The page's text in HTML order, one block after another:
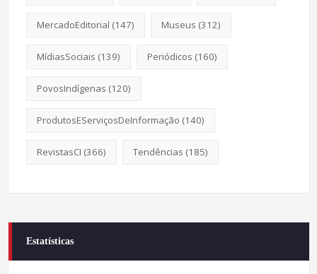
MercadoEditorial (147) Museus (312)
MídiasSociais (139) Periódicos (160)
PovosIndígenas (120)
ProdutosEServiçosDeInformação (140)
RevistasCI (366) Tendências (185)
Estatísticas